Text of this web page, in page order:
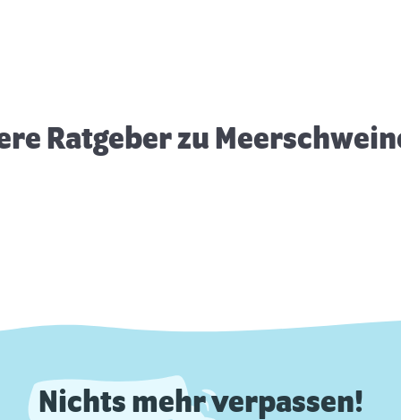
Ratgeber zu
Nichts mehr verpassen!